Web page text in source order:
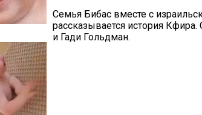
Семья Бибас вместе с
рассказывается история
и Гади Гольдман.